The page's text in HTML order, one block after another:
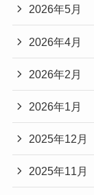
2026年5月
2026年4月
2026年2月
2026年1月
2025年12月
2025年11月